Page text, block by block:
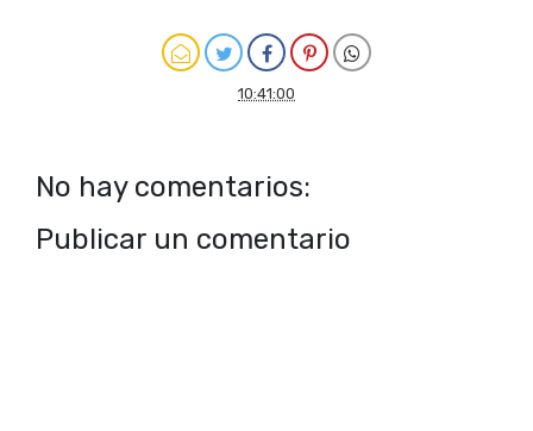
10:41:00
No hay comentarios:
Publicar un comentario